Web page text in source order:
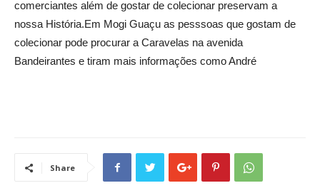
comerciantes além de gostar de colecionar preservam a
nossa História.Em Mogi Guaçu as pesssoas que gostam de
colecionar pode procurar a Caravelas na avenida
Bandeirantes e tiram mais informações como André
Share